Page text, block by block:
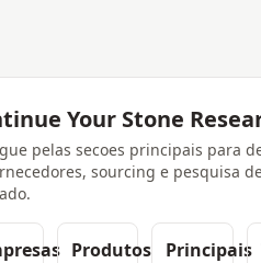
Your Stone
pelas secoes principais para
sourcing e pesquisa
Produtos
Principais